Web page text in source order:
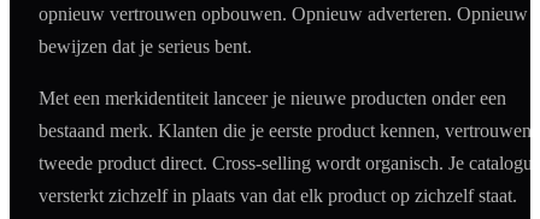
opnieuw vertrouwen opbouwen. Opnieuw adverteren. Opnieuw
bewijzen dat je serieus bent.
Met een merkidentiteit lanceer je nieuwe producten onder een
bestaand merk. Klanten die je eerste product kennen, vertrouwen
tweede product direct. Cross-selling wordt organisch. Je catalogus
versterkt zichzelf in plaats van dat elk product op zichzelf staat.